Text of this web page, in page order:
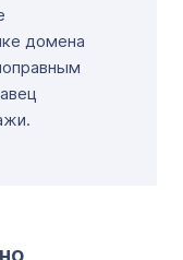
домена